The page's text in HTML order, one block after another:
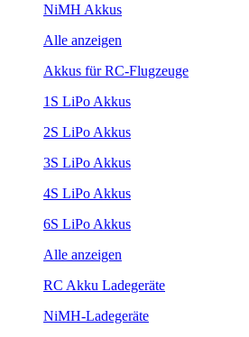
NiMH Akkus
Alle anzeigen
Akkus für RC-Flugzeuge
1S LiPo Akkus
2S LiPo Akkus
3S LiPo Akkus
4S LiPo Akkus
6S LiPo Akkus
Alle anzeigen
RC Akku Ladegeräte
NiMH-Ladegeräte